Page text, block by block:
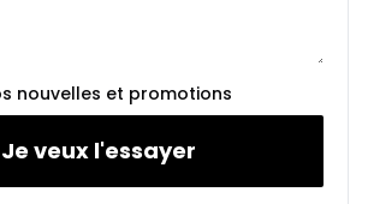
nouvelles et promotions
Je veux l'essayer